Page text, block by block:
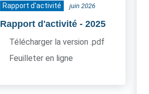
Rapport d'activité juin 2026
Rapport d'activité - 2025
Télécharger la version .pdf
Feuilleter en ligne